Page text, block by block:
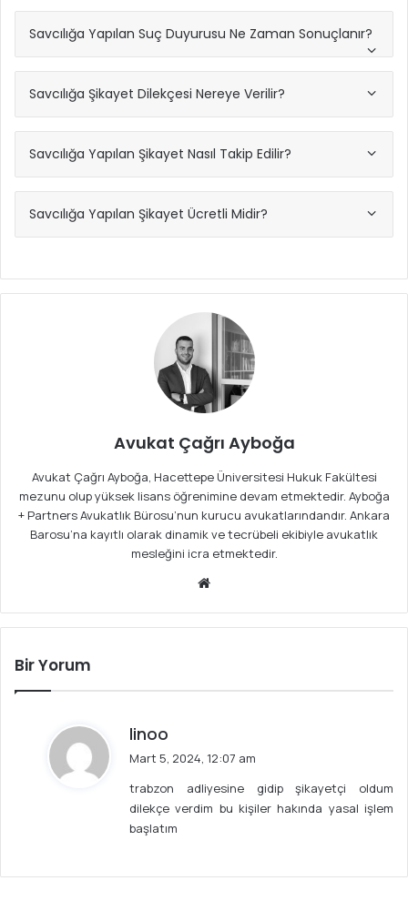
Savcılığa Yapılan Suç Duyurusu Ne Zaman Sonuçlanır?
Savcılığa Şikayet Dilekçesi Nereye Verilir?
Savcılığa Yapılan Şikayet Nasıl Takip Edilir?
Savcılığa Yapılan Şikayet Ücretli Midir?
Avukat Çağrı Ayboğa
Avukat Çağrı Ayboğa, Hacettepe Üniversitesi Hukuk Fakültesi
mezunu olup yüksek lisans öğrenimine devam etmektedir. Ayboğa
+ Partners Avukatlık Bürosu’nun kurucu avukatlarındandır. Ankara
Barosu’na kayıtlı olarak dinamik ve tecrübeli ekibiyle avukatlık
mesleğini icra etmektedir.
sit
Bir Yorum
linoo
i
k
i
Mart 5, 2024, 12:07 am
trabzon adliyesine gidip şikayetçi oldum
dilekçe verdim bu kişiler hakında yasal işlem
başlatım